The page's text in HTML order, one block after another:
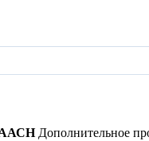
Дополнительное